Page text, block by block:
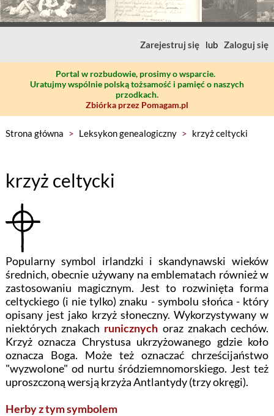
Zarejestruj się lub Zaloguj się
Portal w rozbudowie, prosimy o wsparcie.
Uratujmy wspólnie polską tożsamość i pamięć o naszych
przodkach.
Zbiórka przez Pomagam.pl
Strona główna > Leksykon genealogiczny > krzyż celtycki
krzyż celtycki
Popularny symbol irlandzki i skandynawski wieków
średnich, obecnie używany na emblematach również w
zastosowaniu magicznym. Jest to rozwinięta forma
celtyckiego (i nie tylko) znaku - symbolu słońca - który
opisany jest jako krzyż słoneczny. Wykorzystywany w
niektórych znakach runicznych oraz znakach cechów.
Krzyż oznacza Chrystusa ukrzyżowanego gdzie koło
oznacza Boga. Może też oznaczać chrześcijaństwo
"wyzwolone" od nurtu śródziemnomorskiego. Jest też
uproszczoną wersją krzyża Antlantydy (trzy okręgi).
Herby z tym symbolem